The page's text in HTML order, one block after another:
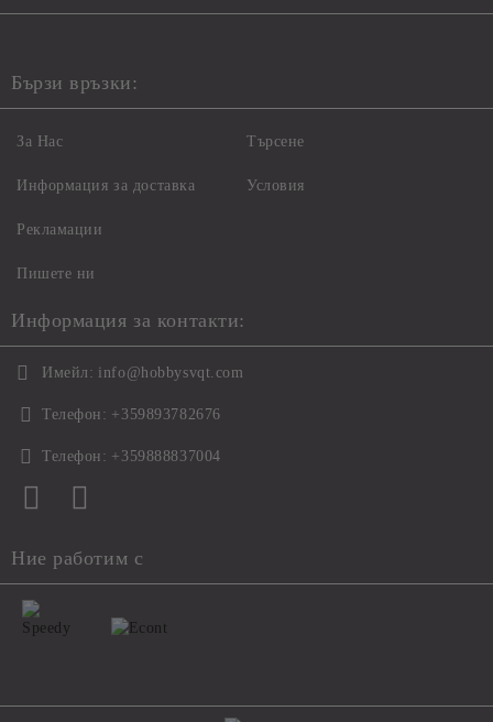
Бързи връзки:
За Нас
Информация за доставка
Рекламации
Пишете ни
Търсене
Условия
Информация за контакти:
Имейл: info@hobbysvqt.com
Телефон: +359893782676
Телефон: +359888837004
Ние работим с